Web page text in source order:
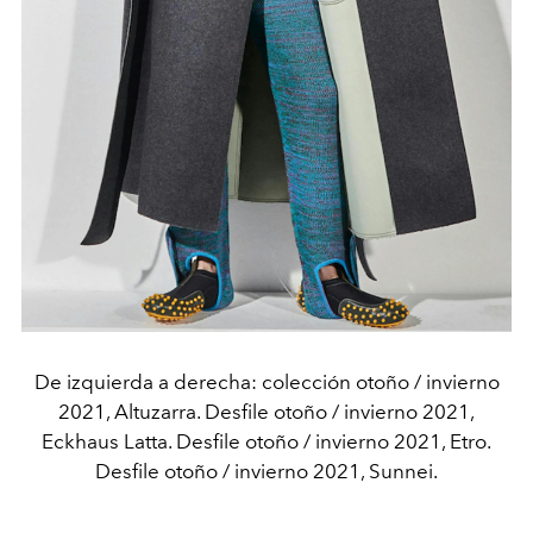
De izquierda a derecha: colección otoño / invierno
2021, Altuzarra. Desfile otoño / invierno 2021,
Eckhaus Latta. Desfile otoño / invierno 2021, Etro.
Desfile otoño / invierno 2021, Sunnei.